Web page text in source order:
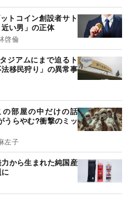
トコイン創設者サト
い男」の正体
啓倫
ジアムにまで迫るト
移民狩り」の異常事
の部屋の中だけの話
うらやむ?衝撃のミッ
左子
から生まれた純国産